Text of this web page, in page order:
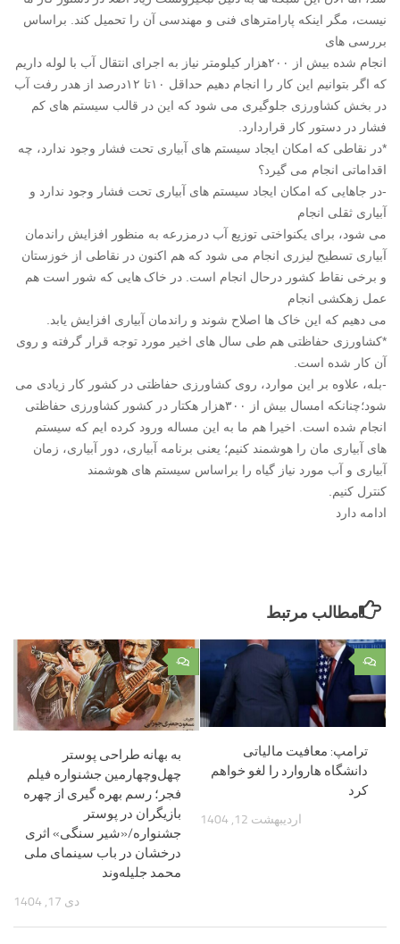
نیست، مگر اینکه پارامترهای فنی و مهندسی آن را تحمیل کند. براساس
بررسی های
انجام شده بیش از ۲۰۰هزار کیلومتر نیاز به اجرای انتقال آب با لوله داریم
که اگر بتوانیم این کار را انجام دهیم حداقل ۱۰تا ۱۲درصد از هدر رفت آب
در بخش کشاورزی جلوگیری می شود که این در قالب سیستم های کم
فشار در دستور کار قراردارد.
*در نقاطی که امکان ایجاد سیستم های آبیاری تحت فشار وجود ندارد، چه
اقداماتی انجام می گیرد؟
-در جاهایی که امکان ایجاد سیستم های آبیاری تحت فشار وجود ندارد و
آبیاری ثقلی انجام
می شود، برای یکنواختی توزیع آب درمزرعه به منظور افزایش راندمان
آبیاری تسطیح لیزری انجام می شود که هم اکنون در نقاطی از خوزستان
و برخی نقاط کشور درحال انجام است. در خاک هایی که شور است هم
عمل زهکشی انجام
می دهیم که این خاک ها اصلاح شوند و راندمان آبیاری افزایش یابد.
*کشاورزی حفاظتی هم طی سال های اخیر مورد توجه قرار گرفته و روی
آن کار شده است.
-بله، علاوه بر این موارد، روی کشاورزی حفاظتی در کشور کار زیادی می
شود؛چنانکه امسال بیش از ۳۰۰هزار هکتار در کشور کشاورزی حفاظتی
انجام شده است. اخیرا هم ما به این مساله ورود کرده ایم که سیستم
های آبیاری مان را هوشمند کنیم؛ یعنی برنامه آبیاری، دور آبیاری، زمان
آبیاری و آب مورد نیاز گیاه را براساس سیستم های هوشمند
کنترل کنیم.
ادامه دارد
مطالب مرتبط
۰
به بهانه طراحی پوستر
چهل‌وچهارمین جشنواره فیلم
فجر؛ رسم بهره گیری از چهره
بازیگران در پوستر
جشنواره/«شیر سنگی» اثری
درخشان در باب سینمای ملی
محمد جلیله‌وند
دی 17, 1404
۰
ترامپ: معافیت مالیاتی
دانشگاه هاروارد را لغو خواهم
کرد
اردیبهشت 12, 1404